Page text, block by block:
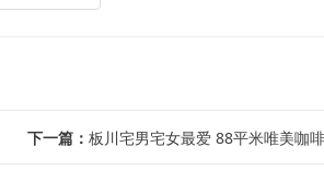
下一篇： 板川宅男宅女最爱 88平米唯美咖啡色时尚小家）板川